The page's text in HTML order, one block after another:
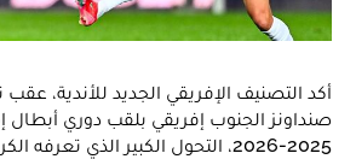
أكد التصنيف الإفريقي الجديد للأندية، عقب
صنداونز الجنوب إفريقي بلقب دوري أبطال
2025-2026، التحول الكبير الذي تعرفه